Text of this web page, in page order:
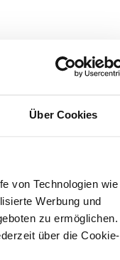
Über Cookies
von Technologien wie
Werbung und
zu ermöglichen.
über die Cookie-